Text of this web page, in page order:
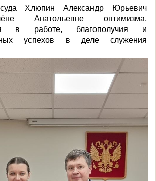
суда Хлюпин Александр Юрьевич
Анатольевне оптимизма,
в работе, благополучия и
успехов в деле служения